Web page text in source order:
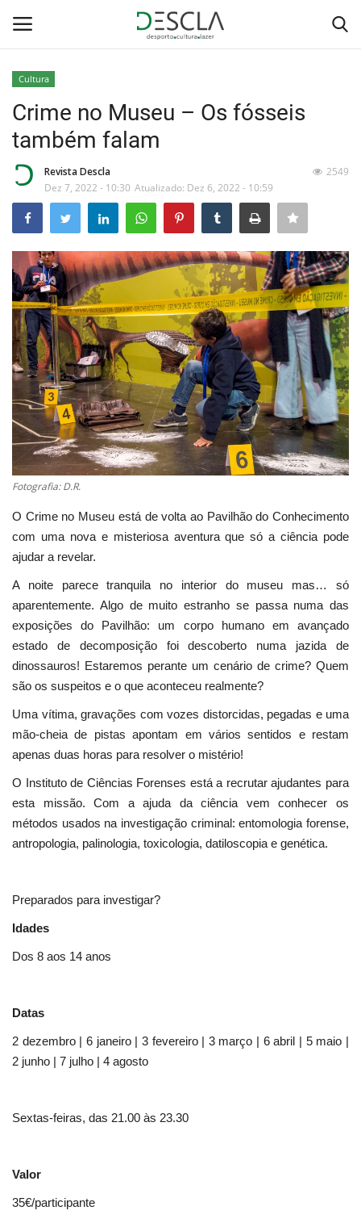
Home
...by Descla
Desporto
Contactos
Sobre Nós
Educação
Estatuto Editorial
Saúde
Ficha técnica
Cultura
Lazer
Ambiente
Cultura
Crime no Museu – Os fósseis
também falam
Revista Descla
Dez 7, 2022 - 10:30 Atualizado: Dez 6, 2022 - 10:59
2549
Fotografia: D.R.
O Crime no Museu está de volta ao Pavilhão do Conhecimento
com uma nova e misteriosa aventura que só a ciência pode
ajudar a revelar.
A noite parece tranquila no interior do museu mas… só
aparentemente. Algo de muito estranho se passa numa das
exposições do Pavilhão: um corpo humano em avançado
estado de decomposição foi descoberto numa jazida de
dinossauros! Estaremos perante um cenário de crime? Quem
são os suspeitos e o que aconteceu realmente?
Uma vítima, gravações com vozes distorcidas, pegadas e uma
mão-cheia de pistas apontam em vários sentidos e restam
apenas duas horas para resolver o mistério!
O Instituto de Ciências Forenses está a recrutar ajudantes para
esta missão. Com a ajuda da ciência vem conhecer os
métodos usados na investigação criminal: entomologia forense,
antropologia, palinologia, toxicologia, datiloscopia e genética.
Preparados para investigar?
Idades
Dos 8 aos 14 anos
Datas
2 dezembro | 6 janeiro | 3 fevereiro | 3 março | 6 abril | 5 maio |
2 junho | 7 julho | 4 agosto
Sextas-feiras, das 21.00 às 23.30
Valor
35€/participante